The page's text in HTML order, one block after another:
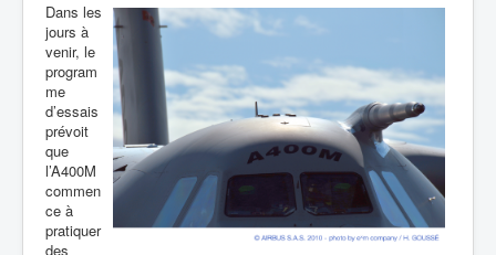
Dans les
jours à
venir, le
program
me
d’essais
prévoit
que
l’A400M
commen
ce à
pratiquer
des